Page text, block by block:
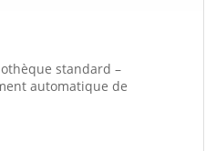
standard –
automatique de